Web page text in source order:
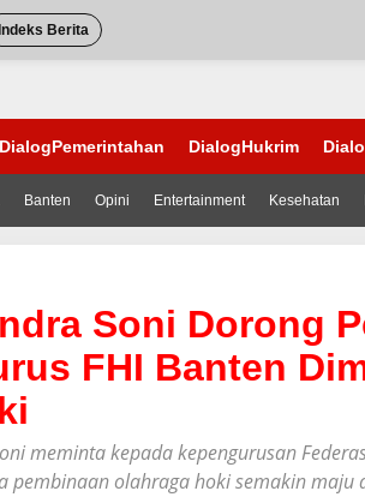
Indeks Berita
DialogPemerintahan DialogHukrim
Banten Opini Entertainment Kesehatan
Soni Dorong
FHI Banten
meminta kepada kepengurusan
pembinaan olahraga hoki semakin maju